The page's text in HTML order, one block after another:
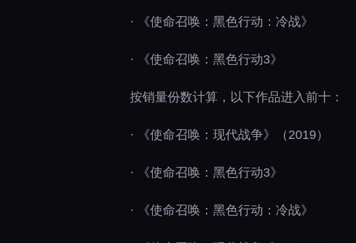
· 《使命召唤：黑色行动：冷战》
· 《使命召唤：黑色行动3》
按销量份数计算，以下作品进入前十：
· 《使命召唤：现代战争》（2019）
· 《使命召唤：黑色行动3》
· 《使命召唤：黑色行动：冷战》